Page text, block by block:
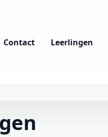
Contact Leerlingen